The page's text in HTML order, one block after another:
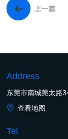
上一篇
Address
东莞市南城莞太路
查看地图
Tel